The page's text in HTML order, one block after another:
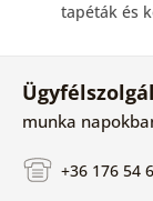
tapéták és
munka
+36 176 54